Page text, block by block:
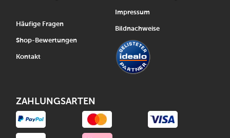
Häufige Fragen
Shop-Bewertungen
Kontakt
Impressum
Bildnachweise
ZAHLUNGSARTEN